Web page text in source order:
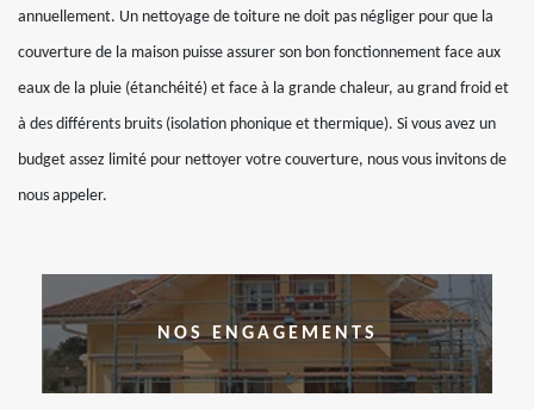
annuellement. Un nettoyage de toiture ne doit pas négliger pour que la
couverture de la maison puisse assurer son bon fonctionnement face aux
eaux de la pluie (étanchéité) et face à la grande chaleur, au grand froid et
à des différents bruits (isolation phonique et thermique). Si vous avez un
budget assez limité pour nettoyer votre couverture, nous vous invitons de
nous appeler.
NOS ENGAGEMENTS